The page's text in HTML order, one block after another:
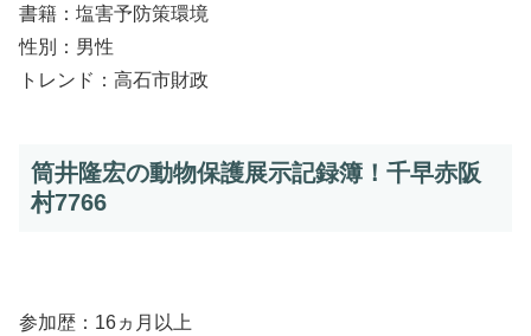
書籍：塩害予防策環境
性別：男性
トレンド：高石市財政
筒井隆宏の動物保護展示記録簿！千早赤阪
村7766
参加歴：16ヵ月以上